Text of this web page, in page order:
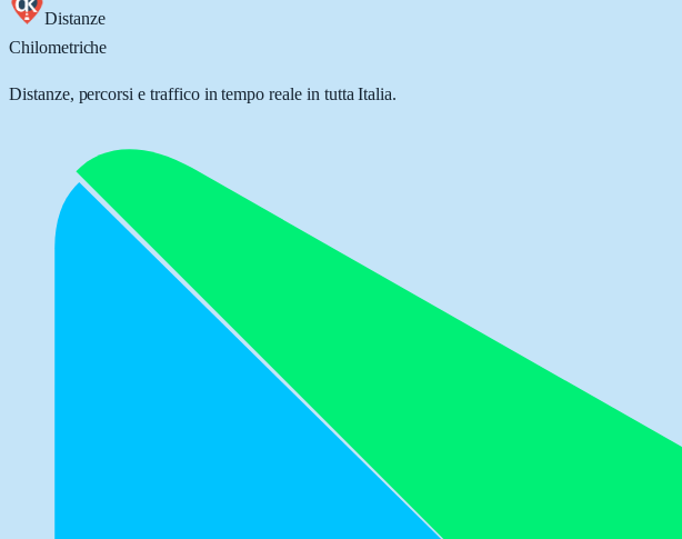
Distanze
Chilometriche
Distanze, percorsi e traffico in tempo reale in tutta Italia.